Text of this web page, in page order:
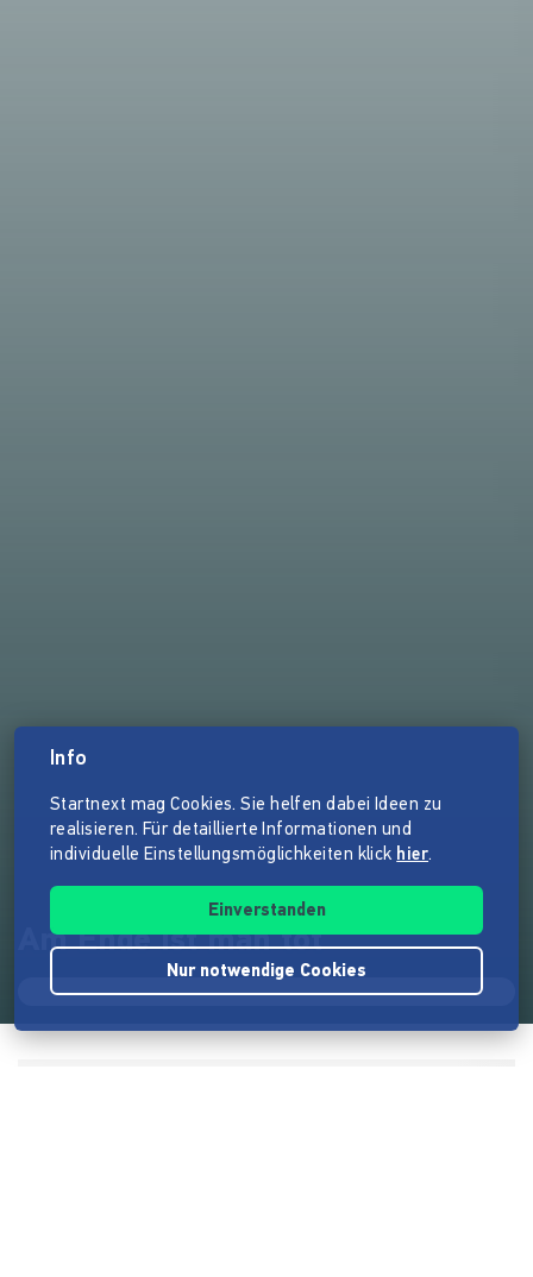
Am Ende ist man tot
Info
Startnext mag Cookies. Sie helfen dabei Ideen zu
realisieren. Für detaillierte Informationen und
individuelle Einstellungsmöglichkeiten klick hier.
Einverstanden
Nur notwendige Cookies